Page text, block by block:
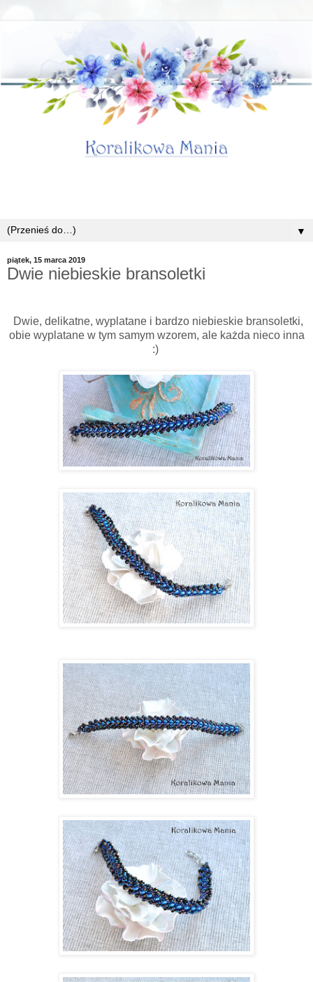
▼
piątek, 15 marca 2019
Dwie niebieskie bransoletki
Dwie, delikatne, wyplatane i bardzo niebieskie bransoletki,
obie wyplatane w tym samym wzorem, ale każda nieco inna
:)